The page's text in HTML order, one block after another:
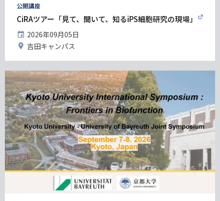
タ
グ
公開講座
CiRAツアー「見て、聞いて、知るiPS細胞研究の現場」
開
催
日
2026年09月05日
開
地
吉田キャンパス